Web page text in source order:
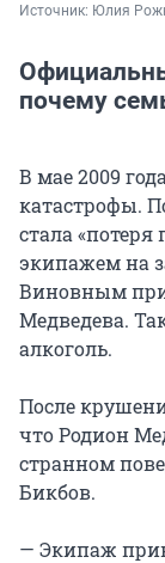
Источник: Юлия
почему
В мае 2009
катастрофы.
стала
экипажем на
Виновным
Медведева.
алкоголь.
После
что Родион
странном
Бикбов.
— Экипаж